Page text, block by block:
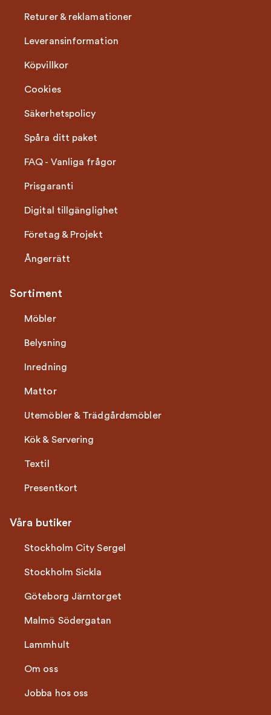
Returer & reklamationer
Leveransinformation
Köpvillkor
Cookies
Säkerhetspolicy
Spåra ditt paket
FAQ - Vanliga frågor
Prisgaranti
Digital tillgänglighet
Företag & Projekt
Ångerrätt
Sortiment
Möbler
Belysning
Inredning
Mattor
Utemöbler & Trädgårdsmöbler
Kök & Servering
Textil
Presentkort
Våra butiker
Stockholm City Sergel
Stockholm Sickla
Göteborg Järntorget
Malmö Södergatan
Lammhult
Om oss
Jobba hos oss